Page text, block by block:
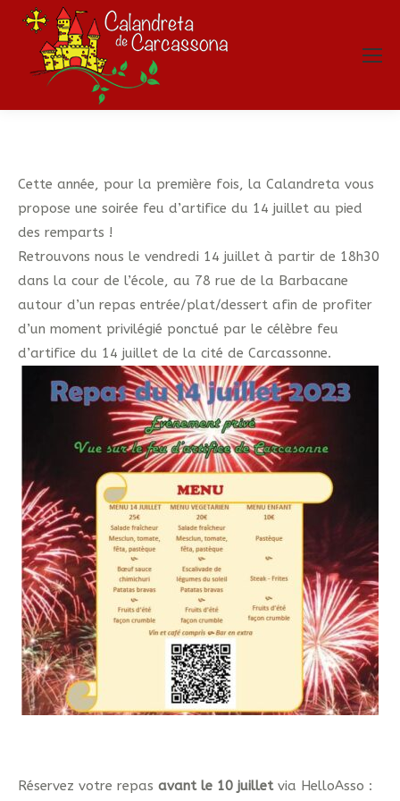
Cette année, pour la première fois, la Calandreta vous
propose une soirée feu d’artifice du 14 juillet au pied
des remparts !
Retrouvons nous le vendredi 14 juillet à partir de 18h30
dans la cour de l’école, au 78 rue de la Barbacane
autour d’un repas entrée/plat/dessert afin de profiter
d’un moment privilégié ponctué par le célèbre feu
d’artifice du 14 juillet de la cité de Carcassonne.
Réservez votre repas avant le 10 juilletvia HelloAsso :